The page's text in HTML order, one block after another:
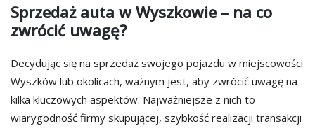
Sprzedaż auta w Wyszkowie – na co
zwrócić uwagę?
Decydując się na sprzedaż swojego pojazdu w miejscowości
Wyszków lub okolicach, ważnym jest, aby zwrócić uwagę na
kilka kluczowych aspektów. Najważniejsze z nich to
wiarygodność firmy skupującej, szybkość realizacji transakcji